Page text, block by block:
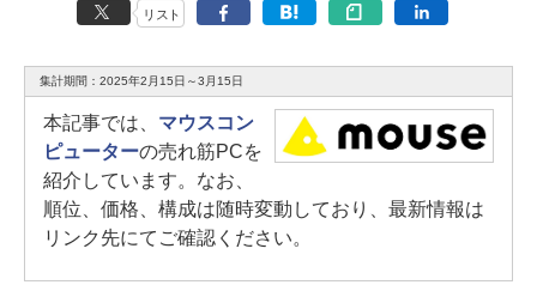
リスト
集計期間：2025年2月15日～3月15日
本記事では、 マウスコン
ピューターの売れ筋PCを
紹介しています。なお、
順位、価格、構成は随時変動しており、最新情報は
リンク先にてご確認ください。